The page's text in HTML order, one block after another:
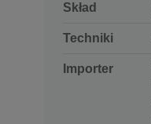
Skład
Techniki
Importer